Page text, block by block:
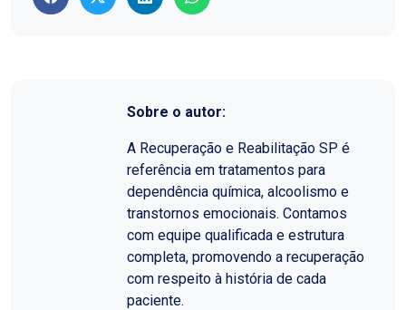
Sobre o autor:
A Recuperação e Reabilitação SP é
referência em tratamentos para
dependência química, alcoolismo e
transtornos emocionais. Contamos
com equipe qualificada e estrutura
completa, promovendo a recuperação
com respeito à história de cada
paciente.